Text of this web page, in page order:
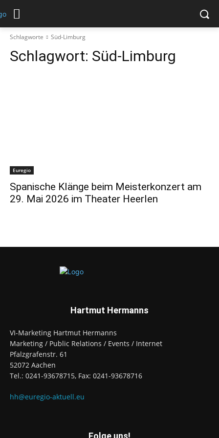
Schlagworte Süd-Limburg
Schlagwort: Süd-Limburg
Euregio
Spanische Klänge beim Meisterkonzert am
29. Mai 2026 im Theater Heerlen
Hartmut Hermanns
VI-Marketing Hartmut Hermanns
Marketing / Public Relations / Events / Internet
Pfalzgrafenstr. 61
52072 Aachen
Tel.: 0241-93678715, Fax: 0241-93678716
hh@euregio-aktuell.eu
Folge uns!